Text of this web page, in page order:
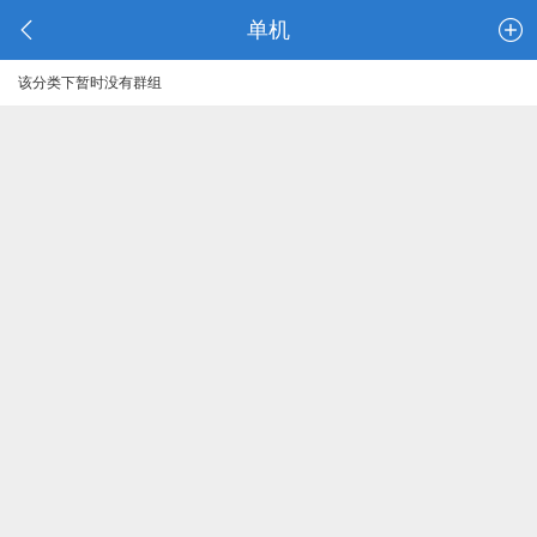
单机
该分类下暂时没有群组